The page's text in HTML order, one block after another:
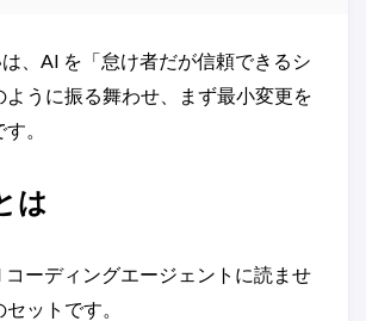
、AI を「怠け者だが信頼できるシ
ように振る舞わせ、まず最小変更を
。
は
コーディングエージェントに読ませ
ットです。